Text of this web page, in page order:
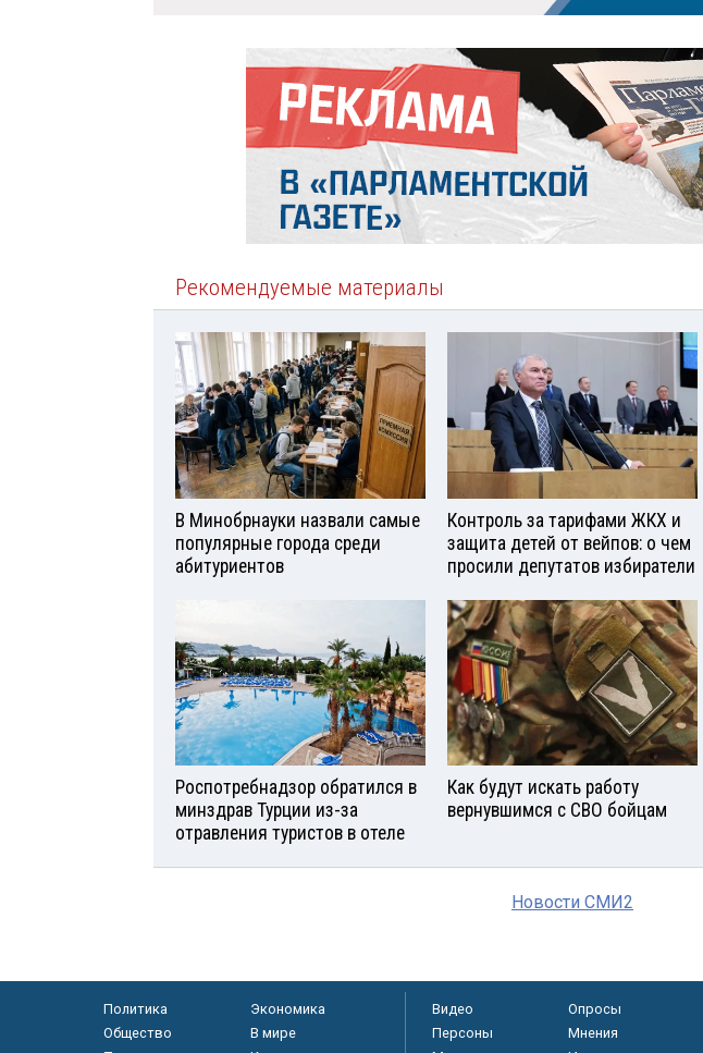
Рекомендуемые материалы
В Минобрнауки назвали самые
популярные города среди
абитуриентов
Контроль за тарифами ЖКХ и
защита детей от вейпов: о чем
просили депутатов избиратели
Роспотребнадзор обратился в
минздрав Турции из-за
отравления туристов в отеле
Как будут искать работу
вернувшимся с СВО бойцам
Новости СМИ2
Политика
Экономика
Общество
В мире
Видео Опросы
Персоны
Мнения